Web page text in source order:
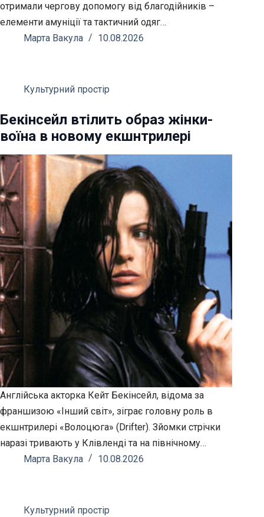
отримали чергову допомогу від благодійників –
елементи амуніції та тактичний одяг…
Марта Вакула
10.08.2026
Культурний простір
Бекінсейл втілить образ жінки-
воїна в новому екшнтрилері
Англійська акторка Кейт Бекінсейл, відома за
франшизою «Інший світ», зіграє головну роль в
екшнтрилері «Волоцюга» (Drifter). Зйомки стрічки
наразі тривають у Клівленді та на північному…
Марта Вакула
10.08.2026
Культурний простір